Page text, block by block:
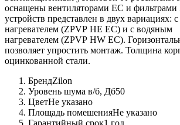
оснащены вентиляторами EC и
устройств представлен в двух вариациях:
нагревателем (ZPVP HE EC) и с водяным
нагревателем (ZPVP HW EC).
позволяет упростить монтаж. Толщина
оцинкованной стали.
БрендZilon
Уровень шума в/б, Дб50
ЦветНе указано
Площадь помешенияНе указано